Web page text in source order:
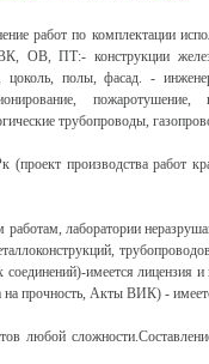
работ по комплектации
ОВ, ПТ:- конструкции
цоколь, полы, фасад. -
трубопроводы,
(проект производства работ
работам, лаборатории
имеется лицензия
на прочность, Акты ВИК) -
любой